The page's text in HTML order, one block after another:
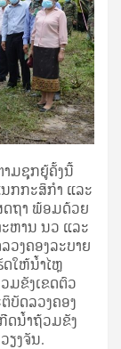
າມຊຸກຍູ້ຄັ້ງນີ້
ກກະສິກຳ ແລະ
ດຖາ ພ້ອມດ້ວຍ
ຫານ ນວ ແລະ
ວງຄອງລະບາຍ
ດໃຫ້ນໍ້າໄຫຼ
ມຂັງເຂດຕົວ
ບັດລວງຄອງ
ດນໍ້າຖ້ວມຂັງ
ຽງຈັນ.